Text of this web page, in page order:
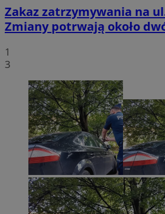
Zakaz zatrzymywania na
Zmiany potrwają około
1
3